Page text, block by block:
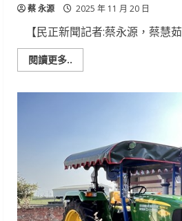
蔡 永源 2025 年 11 月 20 日
【民正新聞記者:蔡永源，蔡慧茹
閱讀更多..
more
市
認
履
歷
等
您